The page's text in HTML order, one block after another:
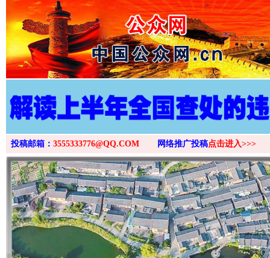
>
投稿邮箱： 3555333776@QQ.COM 网络推广投稿点击进入>>>